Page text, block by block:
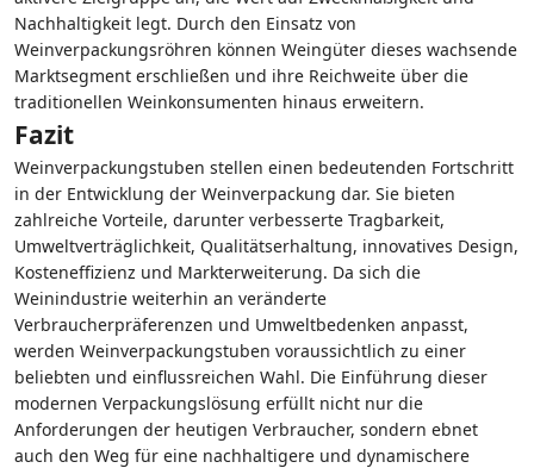
Nachhaltigkeit legt. Durch den Einsatz von
Weinverpackungsröhren können Weingüter dieses wachsende
Marktsegment erschließen und ihre Reichweite über die
traditionellen Weinkonsumenten hinaus erweitern.
Fazit
Weinverpackungstuben stellen einen bedeutenden Fortschritt
in der Entwicklung der Weinverpackung dar. Sie bieten
zahlreiche Vorteile, darunter verbesserte Tragbarkeit,
Umweltverträglichkeit, Qualitätserhaltung, innovatives Design,
Kosteneffizienz und Markterweiterung. Da sich die
Weinindustrie weiterhin an veränderte
Verbraucherpräferenzen und Umweltbedenken anpasst,
werden Weinverpackungstuben voraussichtlich zu einer
beliebten und einflussreichen Wahl. Die Einführung dieser
modernen Verpackungslösung erfüllt nicht nur die
Anforderungen der heutigen Verbraucher, sondern ebnet
auch den Weg für eine nachhaltigere und dynamischere